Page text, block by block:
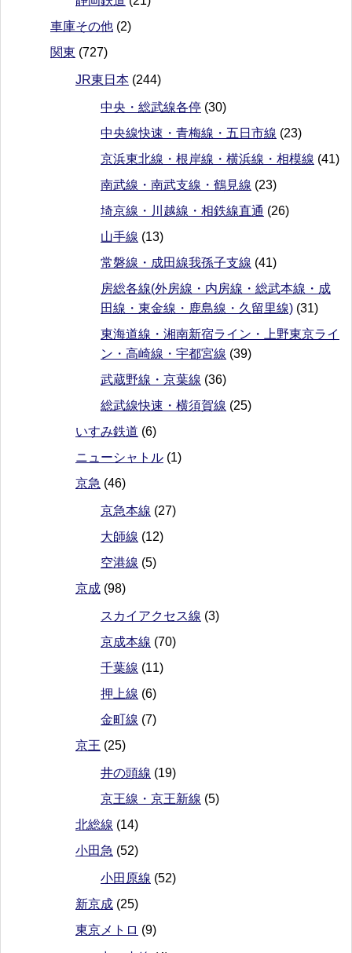
車庫その他 (2)
関東 (727)
JR東日本 (244)
中央・総武線各停 (30)
中央線快速・青梅線・五日市線 (23)
京浜東北線・根岸線・横浜線・相模線 (41)
南武線・南武支線・鶴見線 (23)
埼京線・川越線・相鉄線直通 (26)
山手線 (13)
常磐線・成田線我孫子支線 (41)
房総各線(外房線・内房線・総武本線・成
田線・東金線・鹿島線・久留里線) (31)
東海道線・湘南新宿ライン・上野東京ライ
ン・高崎線・宇都宮線 (39)
武蔵野線・京葉線 (36)
総武線快速・横須賀線 (25)
いすみ鉄道 (6)
ニューシャトル (1)
京急 (46)
京急本線 (27)
大師線 (12)
空港線 (5)
京成 (98)
スカイアクセス線 (3)
京成本線 (70)
千葉線 (11)
押上線 (6)
金町線 (7)
京王 (25)
井の頭線 (19)
京王線・京王新線 (5)
北総線 (14)
小田急 (52)
小田原線 (52)
新京成 (25)
東京メトロ (9)